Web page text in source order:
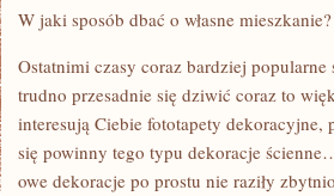
WIELE
W jaki sposób dbać o własne mieszkanie?
Ostatnimi czasy coraz bardziej
trudno przesadnie się dziwić coraz to
interesują Ciebie fototapety
się powinny tego typu dekoracje
owe dekoracje po prostu nie raziły